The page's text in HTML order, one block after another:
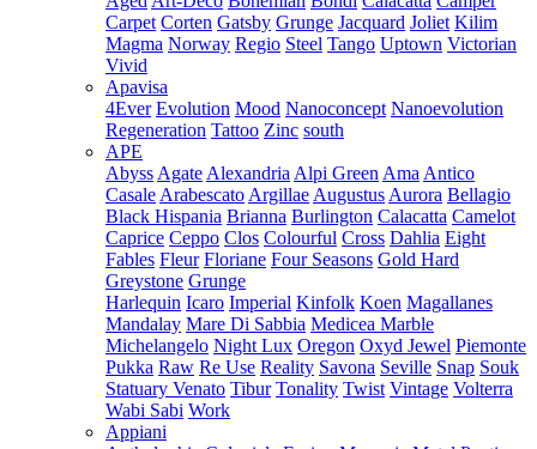
Carpet Corten Gatsby Grunge Jacquard Joliet Kilim
Magma Norway Regio Steel Tango Uptown Victorian
Vivid
Apavisa
4Ever Evolution Mood Nanoconcept Nanoevolution
Regeneration Tattoo Zinc south
APE
Abyss Agate Alexandria Alpi Green Ama Antico
Casale Arabescato Argillae Augustus Aurora Bellagio
Black Hispania Brianna Burlington Calacatta Camelot
Caprice Ceppo Clos Colourful Cross Dahlia Eight
Fables Fleur Floriane Four Seasons Gold Hard
Greystone Grunge
Harlequin Icaro Imperial Kinfolk Koen Magallanes
Mandalay Mare Di Sabbia Medicea Marble
Michelangelo Night Lux Oregon Oxyd Jewel Piemonte
Pukka Raw Re Use Reality Savona Seville Snap Souk
Statuary Venato Tibur Tonality Twist Vintage Volterra
Wabi Sabi Work
Appiani